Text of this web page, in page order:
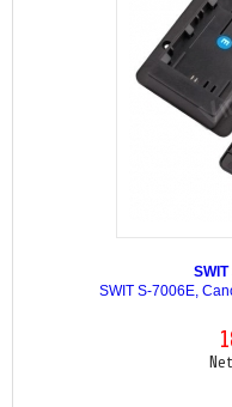
SWIT
SWIT S-7006E,